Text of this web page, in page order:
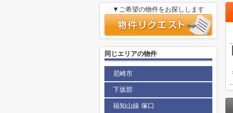
▼ご希望の物件をお探しします
同じエリアの物件
尼崎市
下坂部
福知山線 塚口